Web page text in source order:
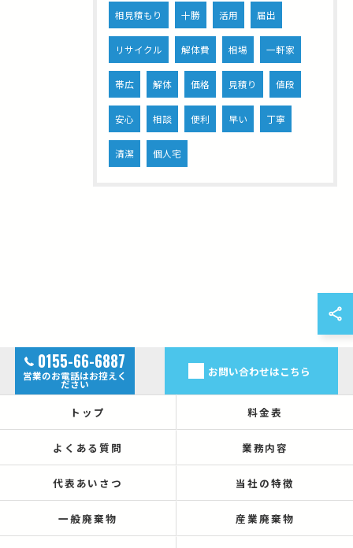
相見積もり 十勝 活用 届出
リサイクル 解体費 相場 一軒家
帯広 解体 価格 見積り 値段
安心 相談 便利 早い 丁寧
清潔 個人宅
0155-66-6887
営業のお電話はお控えく
ださい
お問い合わせはこちら
トップ 料金表
よくある質問 業務内容
代表あいさつ 当社の特徴
一般廃棄物 産業廃棄物